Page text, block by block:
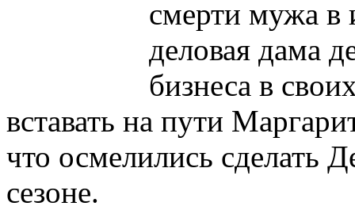
смерти мужа в
деловая дама
бизнеса в
вставать на пути
что осмелились сделать
сезоне.